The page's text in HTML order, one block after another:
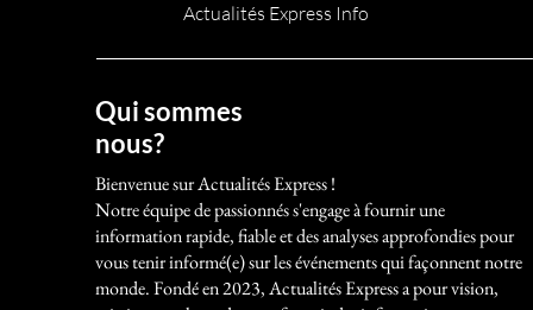
Actualités Express Info
Qui sommes
nous?
Bienvenue sur Actualités Express !
Notre équipe de passionnés s'engage à fournir une
information rapide, fiable et des analyses approfondies pour
vous tenir informé(e) sur les événements qui façonnent notre
monde. Fondé en 2023, Actualités Express a pour vision,